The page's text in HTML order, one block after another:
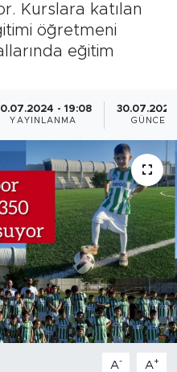
Kurslara katılan
öğretmeni
eğitim
- 19:08
YAYINLANMA
30.07.2024
A- A+